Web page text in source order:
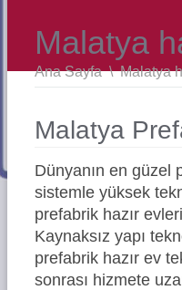
Malatya
Ana Sayfa \Malatya
Malatya
Dünyanın en güzel
sistemle yüksek
prefabrik hazır
Kaynaksız yapı
prefabrik hazır ev
sonrası hizmete